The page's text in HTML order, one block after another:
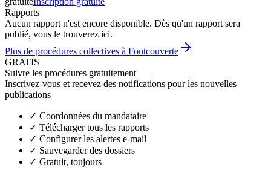
Rapports
Aucun rapport n'est encore disponible. Dès qu'un rapport sera
publié, vous le trouverez ici.
Plus de procédures collectives à Fontcouverte
GRATIS
Suivre les procédures gratuitement
Inscrivez-vous et recevez des notifications pour les nouvelles
publications
✓ Coordonnées du mandataire
✓ Télécharger tous les rapports
✓ Configurer les alertes e-mail
✓ Sauvegarder des dossiers
✓ Gratuit, toujours